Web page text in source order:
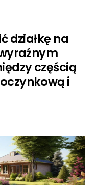
działkę na
częścią
i